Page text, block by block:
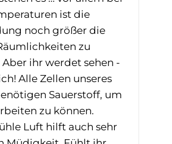
ist die
noch größer die
zu
Aber ihr werdet sehen -
Alle Zellen unseres
Sauerstoff, um
zu können.
Luft hilft auch sehr